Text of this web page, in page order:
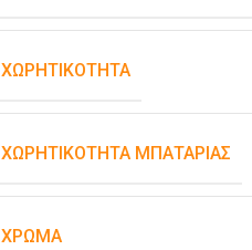
ΧΩΡΗΤΙΚΌΤΗΤΑ
ΧΩΡΗΤΙΚΌΤΗΤΑ ΜΠΑΤΑΡΊΑΣ
ΧΡΏΜΑ